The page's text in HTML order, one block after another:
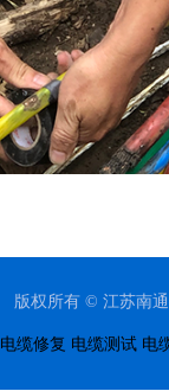
版权所有 © 江苏南
电缆修复 电缆测试 电